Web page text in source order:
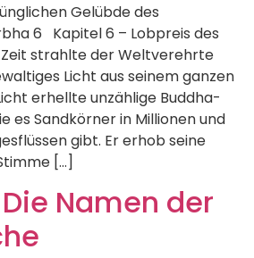
Gelübde des
6 Kapitel 6 – Lobpreis des
strahlte der Weltverehrte
Licht aus seinem ganzen
erhellte unzählige Buddha-
es Sandkörner in Millionen und
gibt. Er erhob seine
[…]
Namen der